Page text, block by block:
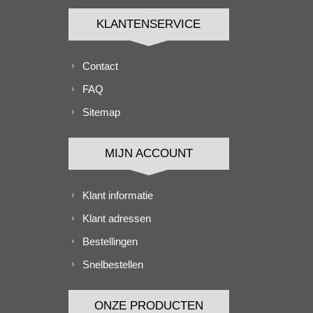
KLANTENSERVICE
Contact
FAQ
Sitemap
MIJN ACCOUNT
Klant informatie
Klant adressen
Bestellingen
Snelbestellen
ONZE PRODUCTEN